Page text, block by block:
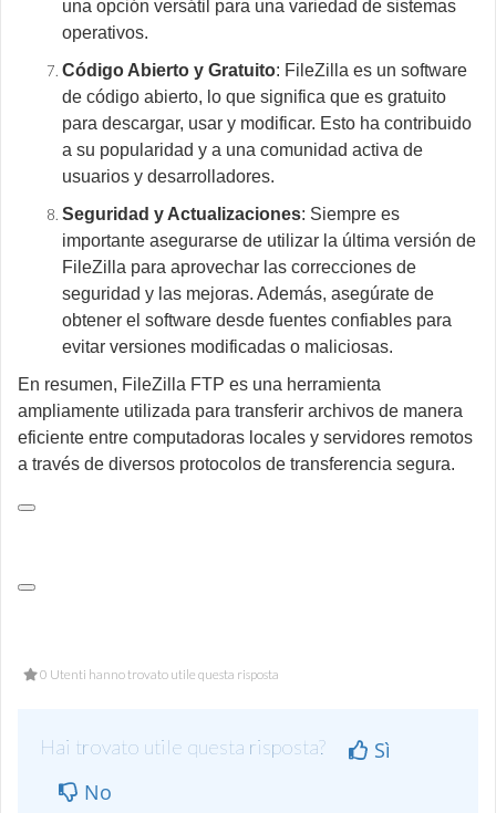
una opción versátil para una variedad de sistemas
operativos.
Código Abierto y Gratuito: FileZilla es un software
de código abierto, lo que significa que es gratuito
para descargar, usar y modificar. Esto ha contribuido
a su popularidad y a una comunidad activa de
usuarios y desarrolladores.
Seguridad y Actualizaciones: Siempre es
importante asegurarse de utilizar la última versión de
FileZilla para aprovechar las correcciones de
seguridad y las mejoras. Además, asegúrate de
obtener el software desde fuentes confiables para
evitar versiones modificadas o maliciosas.
En resumen, FileZilla FTP es una herramienta
ampliamente utilizada para transferir archivos de manera
eficiente entre computadoras locales y servidores remotos
a través de diversos protocolos de transferencia segura.
0 Utenti hanno trovato utile questa risposta
Hai trovato utile questa risposta?
Sì
No